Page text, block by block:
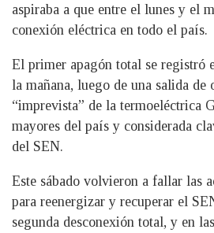
aspiraba a que entre el lunes y el
conexión eléctrica en todo el país.
El primer apagón total se registró
la mañana, luego de una salida de
“imprevista” de la termoeléctrica
mayores del país y considerada
del SEN.
Este sábado volvieron a fallar las
para reenergizar y recuperar el
segunda desconexión total, y en